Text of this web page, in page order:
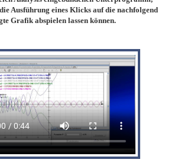
Ausführung eines Klicks auf die nachfolgend
Grafik abspielen lassen können.